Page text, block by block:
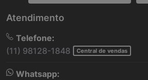
Atendimento
Telefone:
(11) 98128-1848
Central de vendas
Whatsapp: